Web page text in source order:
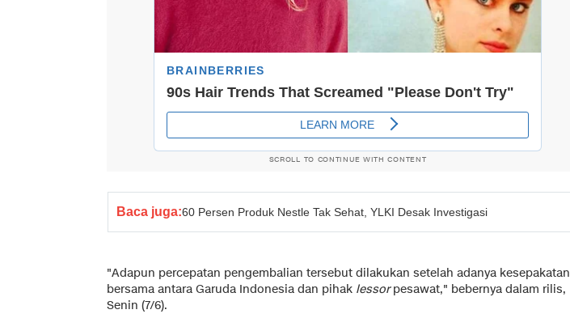
SCROLL TO CONTINUE WITH CONTENT
Baca juga:60 Persen Produk Nestle Tak Sehat, YLKI Desak Investigasi
"Adapun percepatan pengembalian tersebut dilakukan setelah adanya kesepakatan
bersama antara Garuda Indonesia dan pihak lessorpesawat," bebernya dalam rilis,
Senin (7/6).